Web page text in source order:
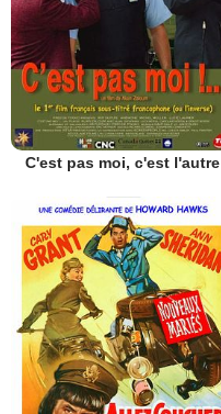
C'est pas moi, c'est l'autre